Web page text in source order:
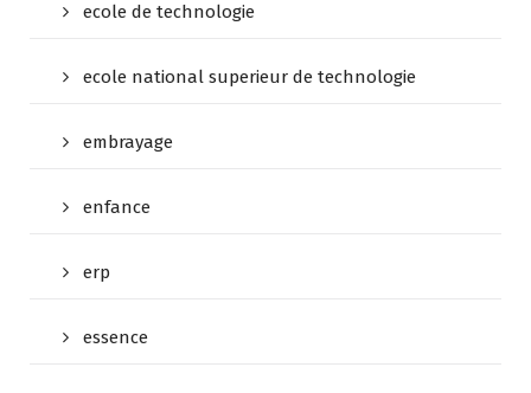
ecole de technologie
ecole national superieur de technologie
embrayage
enfance
erp
essence